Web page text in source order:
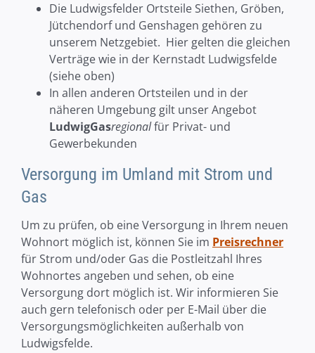
Die Ludwigsfelder Ortsteile Siethen, Gröben,
Jütchendorf und Genshagen gehören zu
unserem Netzgebiet. Hier gelten die gleichen
Verträge wie in der Kernstadt Ludwigsfelde
(siehe oben)
In allen anderen Ortsteilen und in der
näheren Umgebung gilt unser Angebot
LudwigGasregionalfür Privat- und
Gewerbekunden
Versorgung im Umland mit Strom und
Gas
Um zu prüfen, ob eine Versorgung in Ihrem neuen
Wohnort möglich ist, können Sie im Preisrechner
für Strom und/oder Gas die Postleitzahl Ihres
Wohnortes angeben und sehen, ob eine
Versorgung dort möglich ist. Wir informieren Sie
auch gern telefonisch oder per E-Mail über die
Versorgungsmöglichkeiten außerhalb von
Ludwigsfelde.